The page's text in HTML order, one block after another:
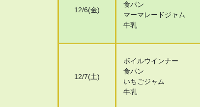
12/6(金)
食パン
マーマレードジャム
牛乳
12/7(土)
ボイルウインナー
食パン
いちごジャム
牛乳